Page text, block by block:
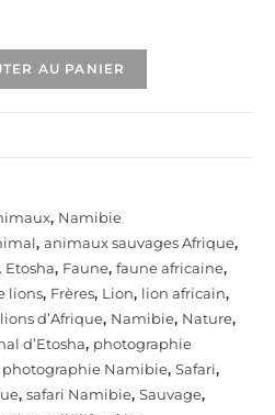
AU PANIER
, Namibie
, animaux sauvages Afrique,
Etosha, Faune, faune africaine,
lions, Frères, Lion, lion africain,
lions d’Afrique, Namibie, Nature,
d’Etosha, photographie
photographie Namibie, Safari,
, safari Namibie, Sauvage,